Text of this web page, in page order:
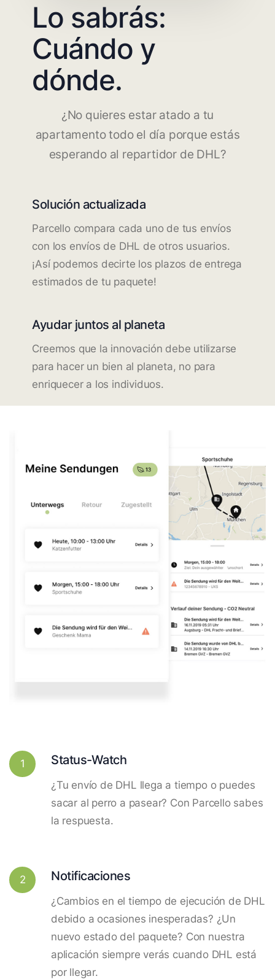
Lo sabrás:
Cuándo y
dónde.
¿No quieres estar atado a tu
apartamento todo el día porque estás
esperando al repartidor de DHL?
Solución actualizada
Parcello compara cada uno de tus envíos
con los envíos de DHL de otros usuarios.
¡Así podemos decirte los plazos de entrega
estimados de tu paquete!
Ayudar juntos al planeta
Creemos que la innovación debe utilizarse
para hacer un bien al planeta, no para
enriquecer a los individuos.
1 Status-Watch
¿Tu envío de DHL llega a tiempo o puedes
sacar al perro a pasear? Con Parcello sabes
la respuesta.
2 Notificaciones
¿Cambios en el tiempo de ejecución de DHL
debido a ocasiones inesperadas? ¿Un
nuevo estado del paquete? Con nuestra
aplicación siempre verás cuando DHL está
por llegar.